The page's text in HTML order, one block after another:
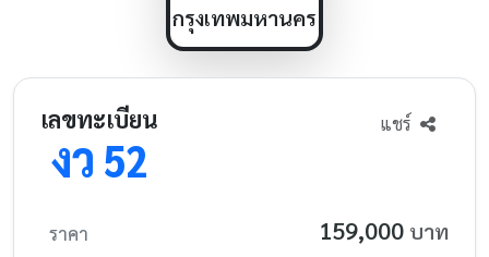
กรุงเทพมหานคร
เลขทะเบียน
งว 52
แชร์
ราคา 159,000 บาท